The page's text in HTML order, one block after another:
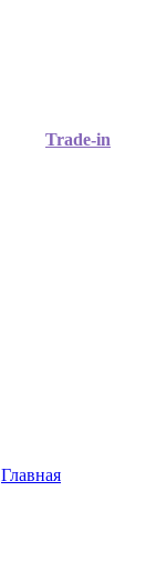
Trade-in
Главная